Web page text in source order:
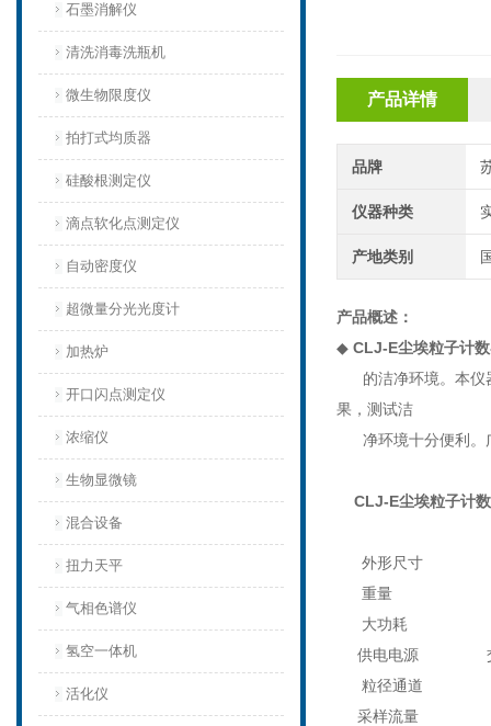
石墨消解仪
清洗消毒洗瓶机
微生物限度仪
拍打式均质器
硅酸根测定仪
滴点软化点测定仪
自动密度仪
超微量分光光度计
加热炉
开口闪点测定仪
浓缩仪
生物显微镜
混合设备
扭力天平
气相色谱仪
氢空一体机
活化仪
产品详情
品牌
仪器种类
产地类别
产品概述：
◆ CLJ-E尘埃粒子计
的洁净环境。本仪
果，测试洁
净环境十分便利。
CLJ-E尘埃粒子计
外形尺寸
重量
大功耗
供电电源
粒径通道
采样流量